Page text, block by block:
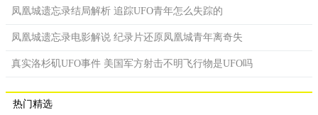
凤凰城遗忘录结局解析 追踪UFO青年怎么失踪的
凤凰城遗忘录电影解说 纪录片还原凤凰城青年离奇失
真实洛杉矶UFO事件 美国军方射击不明飞行物是UFO吗
热门精选